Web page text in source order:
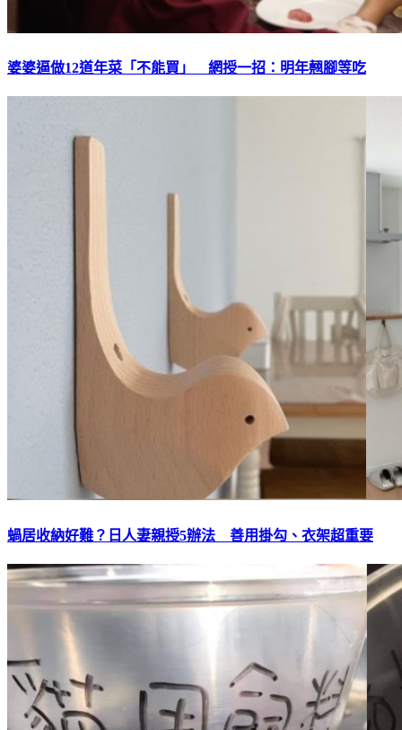
婆婆逼做12道年菜「不能買」 網授一招：明年翹腳等吃
蝸居收納好難？日人妻親授5辦法 善用掛勾、衣架超重要